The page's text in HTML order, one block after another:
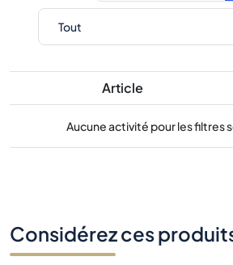
Article
Aucune activité pour les filtres
Considérez ces